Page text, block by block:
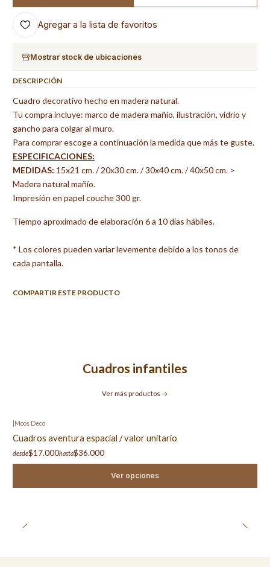
Agregar a la lista de favoritos
Mostrar stock de ubicaciones
DESCRIPCIÓN
Cuadro decorativo hecho en madera natural.
Tu compra incluye: marco de madera mañío, ilustración, vidrio y
gancho para colgar al muro.
Para comprar escoge a continuación la medida que más te guste.
ESPECIFICACIONES:
MEDIDAS: 15x21 cm. / 20x30 cm. / 30x40 cm. / 40x50 cm. >
Madera natural mañío.
Impresión en papel couche 300 gr.
Tiempo aproximado de elaboración 6 a 10 días hábiles.
* Los colores pueden variar levemente debido a los tonos de
cada pantalla.
COMPARTIR ESTE PRODUCTO
Cuadros infantiles
Ver más productos
Moos Deco
Cuadros aventura espacial / valor unitario
desde$17.000hasta$36.000
Ver opciones